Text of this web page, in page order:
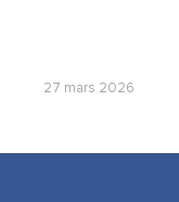
27 mars 2026